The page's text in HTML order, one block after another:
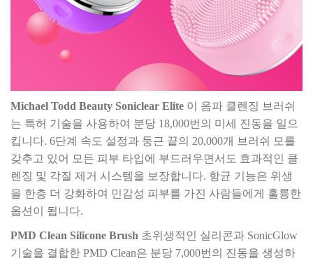
Michael Todd Beauty Soniclear Elite 이 음파 클렌징 브러쉬
는 특허 기술을 사용하여 분당 18,000번의 미세 진동을 일으
킵니다. 6단계 속도 설정과 둥근 끝의 20,000개 브러쉬 모를
갖추고 있어 모든 피부 타입에 부드러우면서도 효과적인 클
렌징 및 각질 제거 시스템을 보장합니다. 항균 기능은 위생
을 한층 더 강화하여 민감성 피부를 가진 사람들에게 훌륭한
옵션이 됩니다.
PMD Clean Silicone Brush 초위생적인 실리콘과 SonicGlow
기술을 결합한 PMD Clean은 분당 7,000번의 진동을 생성하